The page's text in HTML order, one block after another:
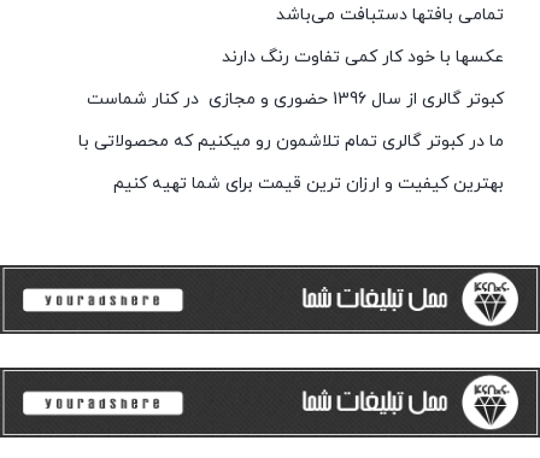
تمامی بافتها دستبافت می‌باشد
عکسها با خود کار کمی تفاوت رنگ دارند
کبوتر گالری از سال 1396 حضوری و مجازی در کنار شماست
ما در کبوتر گالری تمام تلاشمون رو میکنیم که محصولاتی با
بهترین کیفیت و ارزان ترین قیمت برای شما تهیه کنیم